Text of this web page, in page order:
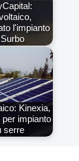
l'impianto
Kinexia,
impianto
serre